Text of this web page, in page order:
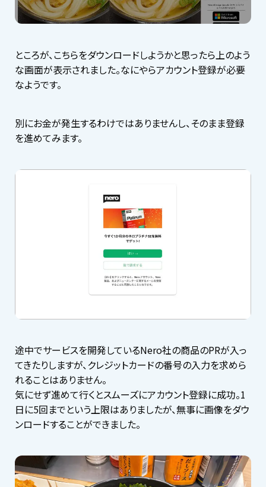
ところが、こちらをダウンロードしようかと思ったら上のよう
な画面が表示されました。なにやらアカウント登録が必要
なようです。
別にお金が発生するわけではありませんし、そのまま登録
を進めてみます。
途中でサービスを開発しているNero社の商品のPRが入っ
てきたりしますが、クレジットカードの番号の入力を求めら
れることはありません。
気にせず進めて行くとスムーズにアカウント登録に成功。1
日に5回までという上限はありましたが、無事に画像をダウ
ンロードすることができました。